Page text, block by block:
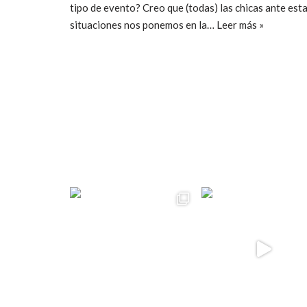
tipo de evento? Creo que (todas) las chicas ante
situaciones nos ponemos en la… Leer más »